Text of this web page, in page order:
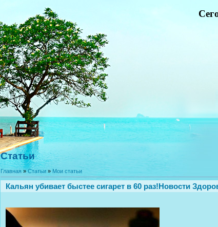
Статьи
Главная»Статьи»Мои статьи
Кальян убивает быстее сигарет в 60 раз!Новости